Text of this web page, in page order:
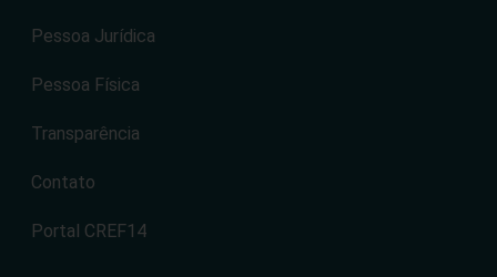
Pessoa Jurídica
Pessoa Física
Transparência
Contato
Portal CREF14